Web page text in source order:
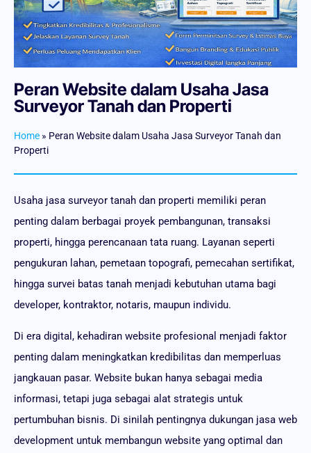
Peran Website dalam Usaha Jasa
Surveyor Tanah dan Properti
Home » Peran Website dalam Usaha Jasa Surveyor Tanah dan
Properti
Usaha jasa surveyor tanah dan properti memiliki peran
penting dalam berbagai proyek pembangunan, transaksi
properti, hingga perencanaan tata ruang. Layanan seperti
pengukuran lahan, pemetaan topografi, pemecahan sertifikat,
hingga survei batas tanah menjadi kebutuhan utama bagi
developer, kontraktor, notaris, maupun individu.
Di era digital, kehadiran website profesional menjadi faktor
penting dalam meningkatkan kredibilitas dan memperluas
jangkauan pasar. Website bukan hanya sebagai media
informasi, tetapi juga sebagai alat strategis untuk
pertumbuhan bisnis. Di sinilah pentingnya dukungan jasa web
development untuk membangun website yang optimal dan